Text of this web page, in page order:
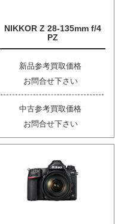
NIKKOR Z 28-135mm f/4
PZ
新品参考買取価格
お問合せ下さい
中古参考買取価格
お問合せ下さい